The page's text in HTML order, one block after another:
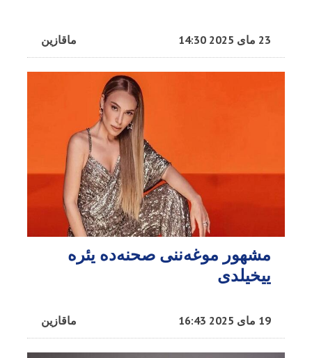
ماقازین 23 مای 2025 14:30
مشهور موغه‌ننی صحنه‌ده یئره
ییخیلدی
ماقازین 19 مای 2025 16:43